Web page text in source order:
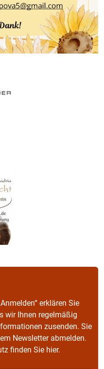
erklären Sie
wir Ihnen regelmäßig
zusenden. Sie
Newsletter abmelden.
finden Sie hier.